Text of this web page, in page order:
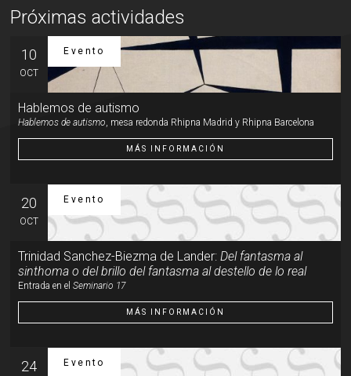
Próximas actividades
10
OCT
Evento
Hablemos de autismo
Hablemos de autismo, mesa redonda Rhipna Madrid y Rhipna Barcelona
MÁS INFORMACIÓN
20
OCT
Evento
Trinidad Sanchez-Biezma de Lander:Del fantasma al
sinthoma o del brillo del fantasma al destello de lo real
Entrada en elSeminario 17
MÁS INFORMACIÓN
24 Evento